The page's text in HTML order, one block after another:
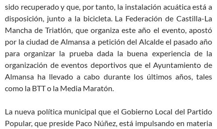
sido recuperado y que, por tanto, la instalación acuática está a
disposición, junto a la bicicleta. La Federación de Castilla-La
Mancha de Triatlón, que organiza este año el evento, apostó
por la ciudad de Almansa a petición del Alcalde el pasado año
para organizar la prueba dada la buena experiencia de la
organización de eventos deportivos que el Ayuntamiento de
Almansa ha llevado a cabo durante los últimos años, tales
como la BTT o la Media Maratón.
La nueva política municipal que el Gobierno Local del Partido
Popular, que preside Paco Núñez, está impulsando en materia